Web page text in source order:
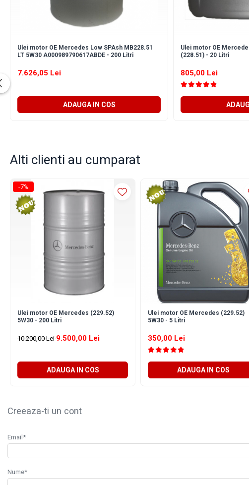
Kit lant distributie
Curea distributie
Transmisie
Curea transmisie
Busoane/inele etansare
Directie/stabilizare
Caroserie
Amortizor portbagaj/hayon
Suspensie
Amortizor
Pivot suspensie
► Accesorii auto
■ Huse scaune auto
■ Tavite auto portbagaj
■ Covorase/presuri auto
■ Accesorii auto interior
■ Intretinere auto
■ Truse si scule de mana
Ulei motor OE Mercedes Low SPAsh MB228.51
LT 5W30 A000989790617ABDE - 200 Litri
7.626,05 Lei
ADAUGA IN COS
Ulei motor OE
(228.51) - 20 Litri
805,00 Lei
Alti clienti au cumparat
-7%
Ulei motor OE Mercedes (229.52)
5W30 - 200 Litri
10.200,00 Lei9.500,00 Lei
ADAUGA IN COS
Ulei motor OE Mercedes (229.52)
5W30 - 5 Litri
350,00 Lei
ADAUGA IN COS
Creeaza-ti un cont
Email*
Nume*